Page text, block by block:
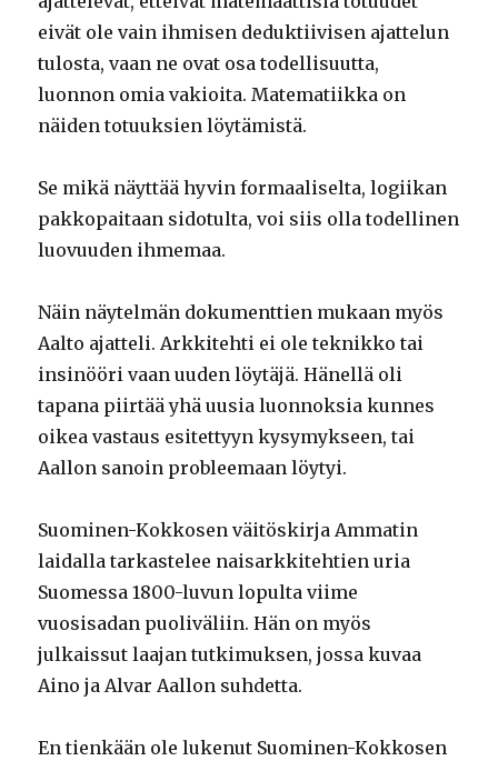
eivät ole vain ihmisen deduktiivisen ajattelun
tulosta, vaan ne ovat osa todellisuutta,
luonnon omia vakioita. Matematiikka on
näiden totuuksien löytämistä.
Se mikä näyttää hyvin formaaliselta, logiikan
pakkopaitaan sidotulta, voi siis olla todellinen
luovuuden ihmemaa.
Näin näytelmän dokumenttien mukaan myös
Aalto ajatteli. Arkkitehti ei ole teknikko tai
insinööri vaan uuden löytäjä. Hänellä oli
tapana piirtää yhä uusia luonnoksia kunnes
oikea vastaus esitettyyn kysymykseen, tai
Aallon sanoin probleemaan löytyi.
Suominen-Kokkosen väitöskirja Ammatin
laidalla tarkastelee naisarkkitehtien uria
Suomessa 1800-luvun lopulta viime
vuosisadan puoliväliin. Hän on myös
julkaissut laajan tutkimuksen, jossa kuvaa
Aino ja Alvar Aallon suhdetta.
En tienkään ole lukenut Suominen-Kokkosen